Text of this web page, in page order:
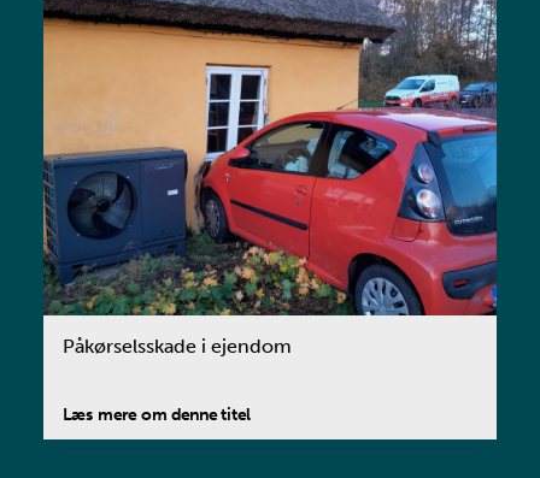
Påkørselsskade i ejendom
Læs mere om denne titel